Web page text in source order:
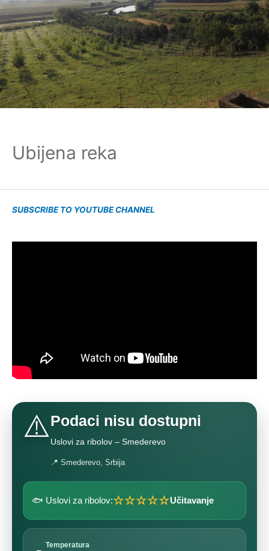
Ubijena reka
SUBSCRIBE TO YOUTUBE CHANNEL
⚠️Podaci nisu dostupni
Uslovi za ribolov – Smederevo
📍 Smederevo, Srbija
🐟 Uslovi za ribolov:☆☆☆☆☆Učitavanje
Temperatura